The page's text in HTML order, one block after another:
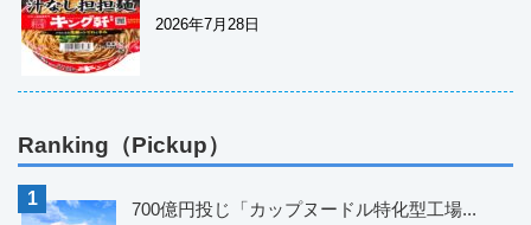
2026年7月28日
Ranking（Pickup）
700億円投じ「カップヌードル特化型工場...